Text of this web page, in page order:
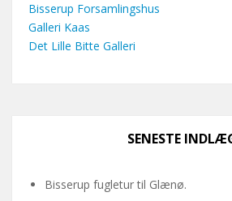
Bisserup Forsamlingshus
Galleri Kaas
Det Lille Bitte Galleri
SENESTE
Bisserup fugletur til Glænø.